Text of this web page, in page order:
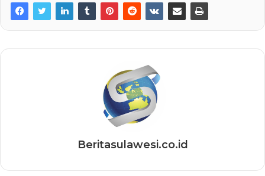
Beritasulawesi.co.id